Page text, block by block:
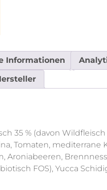
Informationen
35 % (davon
Tomaten,
Aroniabeeren,
FOS), Yucca